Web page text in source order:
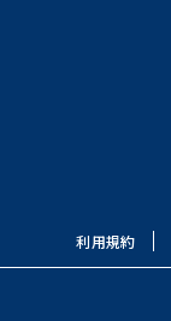
利用規約